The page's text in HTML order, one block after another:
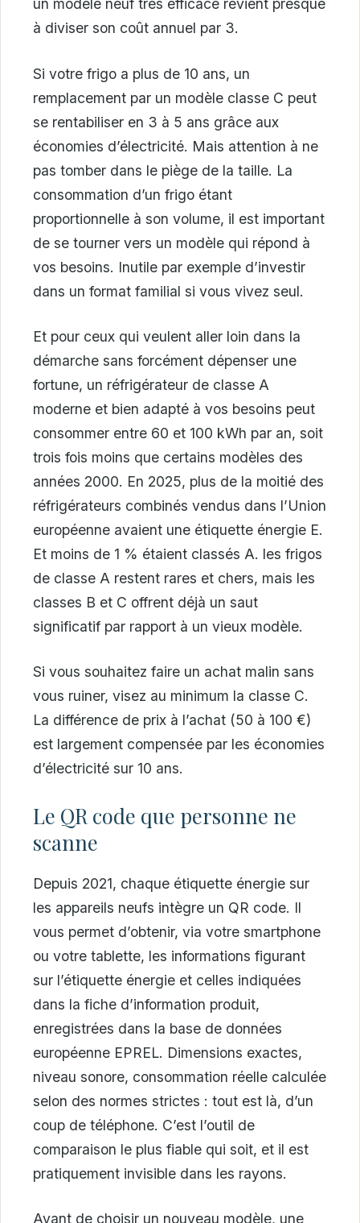
un modèle neuf très efficace revient presque
à diviser son coût annuel par 3.
Si votre frigo a plus de 10 ans, un
remplacement par un modèle classe C peut
se rentabiliser en 3 à 5 ans grâce aux
économies d’électricité. Mais attention à ne
pas tomber dans le piège de la taille. La
consommation d’un frigo étant
proportionnelle à son volume, il est important
de se tourner vers un modèle qui répond à
vos besoins. Inutile par exemple d’investir
dans un format familial si vous vivez seul.
Et pour ceux qui veulent aller loin dans la
démarche sans forcément dépenser une
fortune, un réfrigérateur de classe A
moderne et bien adapté à vos besoins peut
consommer entre 60 et 100 kWh par an, soit
trois fois moins que certains modèles des
années 2000. En 2025, plus de la moitié des
réfrigérateurs combinés vendus dans l’Union
européenne avaient une étiquette énergie E.
Et moins de 1 % étaient classés A. les frigos
de classe A restent rares et chers, mais les
classes B et C offrent déjà un saut
significatif par rapport à un vieux modèle.
Si vous souhaitez faire un achat malin sans
vous ruiner, visez au minimum la classe C.
La différence de prix à l’achat (50 à 100 €)
est largement compensée par les économies
d’électricité sur 10 ans.
Le QR code que personne ne
scanne
Depuis 2021, chaque étiquette énergie sur
les appareils neufs intègre un QR code. Il
vous permet d’obtenir, via votre smartphone
ou votre tablette, les informations figurant
sur l’étiquette énergie et celles indiquées
dans la fiche d’information produit,
enregistrées dans la base de données
européenne EPREL. Dimensions exactes,
niveau sonore, consommation réelle calculée
selon des normes strictes : tout est là, d’un
coup de téléphone. C’est l’outil de
comparaison le plus fiable qui soit, et il est
pratiquement invisible dans les rayons.
Avant de choisir un nouveau modèle, une